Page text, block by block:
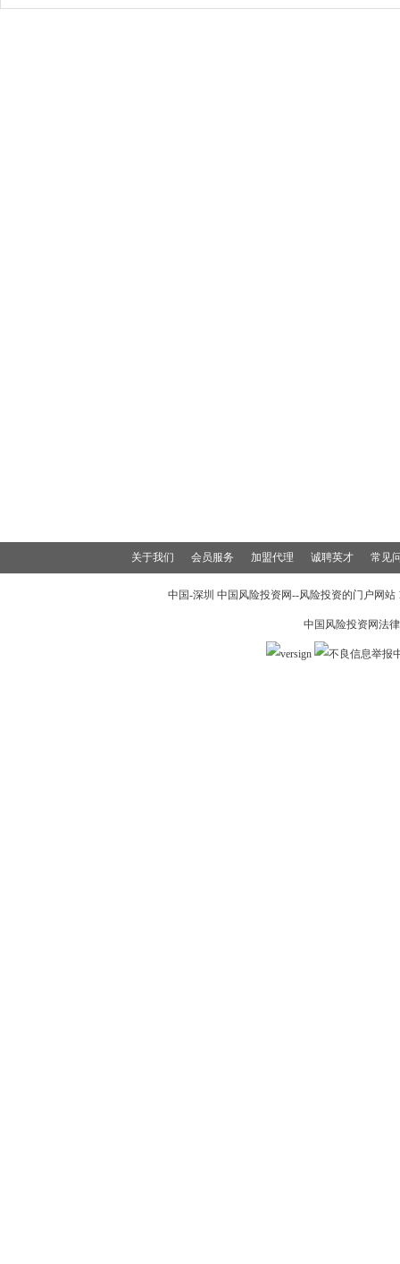
关于我们 会员服务 加盟代理 诚聘英才 常见
中国-深圳 中国风险投资网--风险投资的门户网
中国风险投资网法